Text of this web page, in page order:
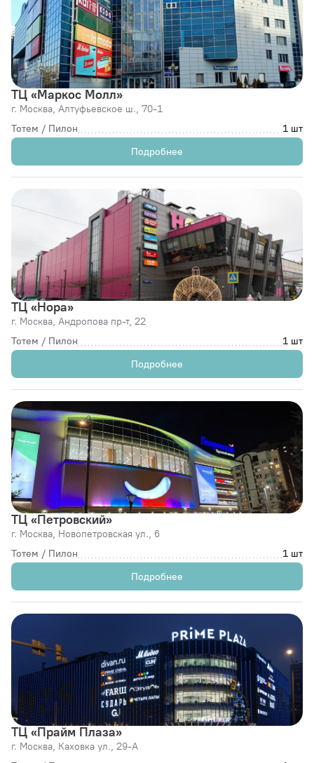
ТЦ «Маркос Молл»
г. Москва, Алтуфьевское ш., 70-1
Тотем / Пилон
1 шт
Подробнее
ТЦ «Нора»
г. Москва, Андропова пр-т, 22
Тотем / Пилон
1 шт
Подробнее
ТЦ «Петровский»
г. Москва, Новопетровская ул., 6
Тотем / Пилон
1 шт
Подробнее
ТЦ «Прайм Плаза»
г. Москва, Каховка ул., 29-А